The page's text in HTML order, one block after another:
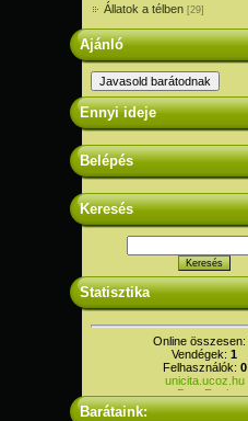
Állatok a télben [29]
Ajánló
Ennyi ideje
Belépés
Keresés
Statisztika
Online összesen:
Vendégek: 1
Felhasználók: 0
Barátaink: